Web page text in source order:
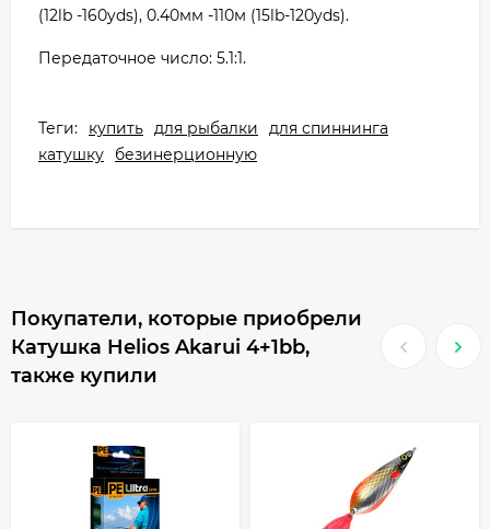
(12lb -160yds), 0.40мм -110м (15lb-120yds).
Передаточное число: 5.1:1.
Теги: купить для рыбалки
для спиннинга
катушку
безинерционную
Покупатели, которые приобрели
Катушка Helios Akarui 4+1bb,
также купили